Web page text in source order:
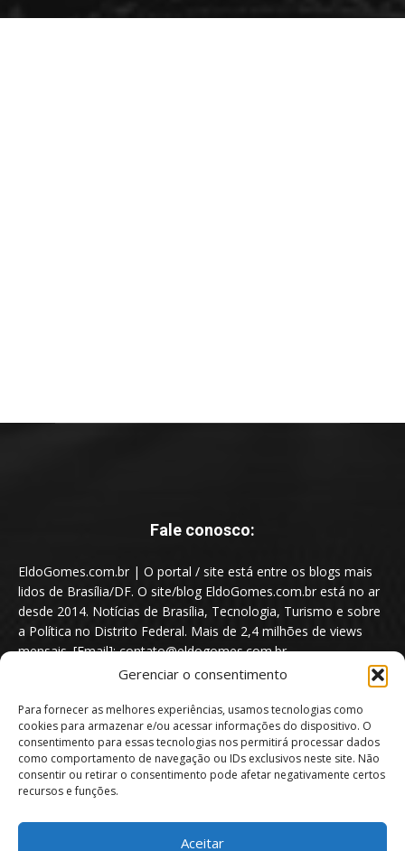
Gerenciar o consentimento
Para fornecer as melhores experiências, usamos tecnologias como
cookies para armazenar e/ou acessar informações do dispositivo. O
consentimento para essas tecnologias nos permitirá processar dados
como comportamento de navegação ou IDs exclusivos neste site. Não
consentir ou retirar o consentimento pode afetar negativamente certos
recursos e funções.
Aceitar
Fale conosco:
EldoGomes.com.br | O portal / site está entre os blogs mais
lidos de Brasília/DF. O site/blog EldoGomes.com.br está no ar
desde 2014. Notícias de Brasília, Tecnologia, Turismo e sobre
a Política no Distrito Federal. Mais de 2,4 milhões de views
mensais. [Email]: contato@eldogomes.com.br